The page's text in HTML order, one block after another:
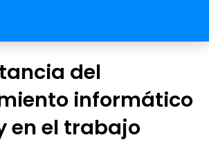
del
informático
en el trabajo